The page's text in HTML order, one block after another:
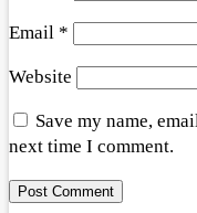
Email *
Website
Save my name,
next time I comment.